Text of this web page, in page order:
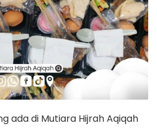
ada di Mutiara Hijrah Aqiqah